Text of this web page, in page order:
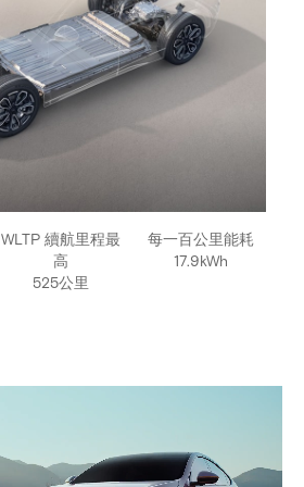
WLTP 續航里程最
高
525公里
每一百公里能耗
17.9kWh